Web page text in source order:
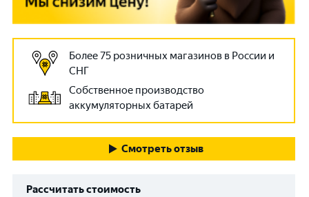
Более 75 розничных магазинов в России и
СНГ
Собственное производство
аккумуляторных батарей
Смотреть отзыв
Рассчитать стоимость